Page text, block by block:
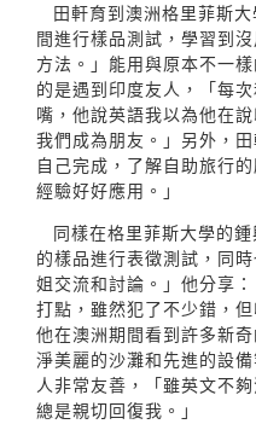
田軒育到澳洲格里菲斯
間進行樣品測試，學習到
方法。」能用與原本不一
的是遇到印度友人，「每
嘴，他說英語我以為他在
我們成為朋友。」另外，
自己完成，了解自助旅行
經驗好好應用。」
同樣在格里菲斯大學的
的樣品進行表徵測試，同
姐交流和討論。」他分享
打點，雖然犯了不少錯，
他在澳洲期間看到許多新
淨美麗的沙灘和先進的設
人非常友善，「雖英文不
總是親切回復我。」